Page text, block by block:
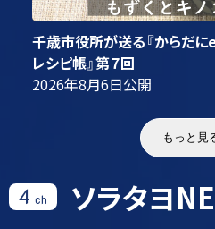
千歳市役所が送る『からだ
レシピ帳』第７回
2026年8月6日公開
もっと見
4 ch ソラタヨ